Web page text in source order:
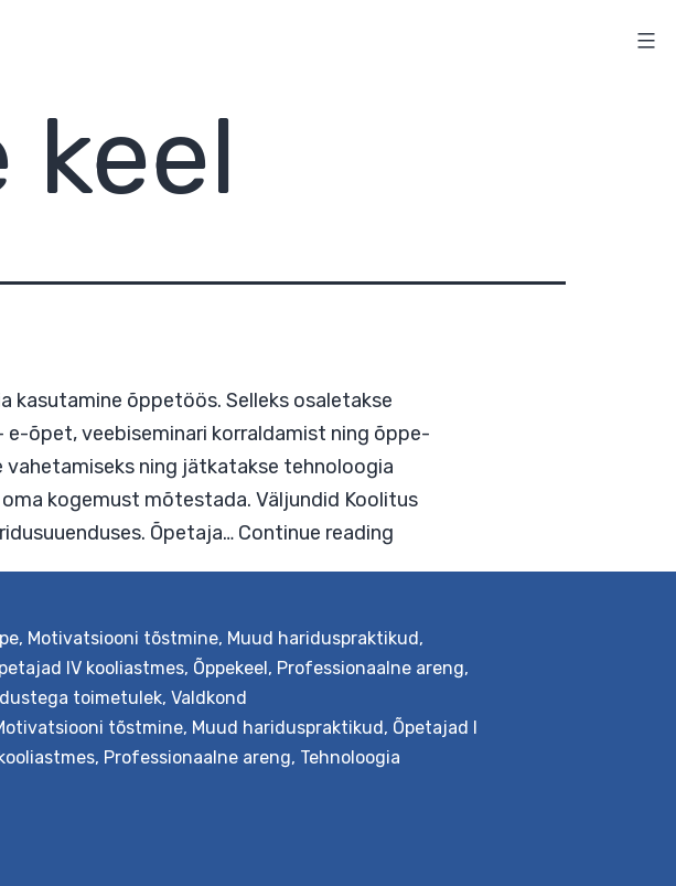
keel
kasutamine õppetöös. Selleks osaletakse
– e-õpet, veebiseminari korraldamist ning õppe-
vahetamiseks ning jätkatakse tehnoloogia
, Motivatsiooni tõstmine, Muud hariduspraktikud,
IV kooliastmes, Õppekeel, Professionaalne areng,
toimetulek, Valdkond
tõstmine, Muud hariduspraktikud, Õpetajad I
, Professionaalne areng, Tehnoloogia